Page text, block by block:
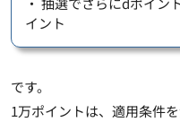
イント
です。
1万ポイントは、適用条件